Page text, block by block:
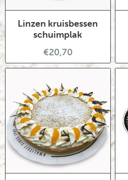
Linzen kruisbessen
schuimplak
€20,70